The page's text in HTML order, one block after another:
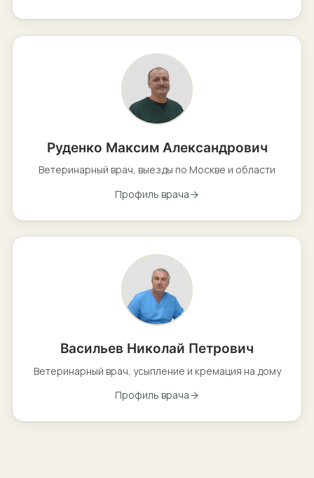
Руденко Максим Александрович
Ветеринарный врач, выезды по Москве и области
Профиль врача
Васильев Николай Петрович
Ветеринарный врач, усыпление и кремация на дому
Профиль врача